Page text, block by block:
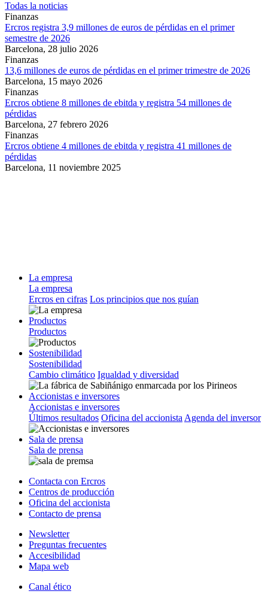
Todas la noticias
Finanzas
Ercros registra 3,9 millones de euros de pérdidas en el primer
semestre de 2026
Barcelona, 28 julio 2026
Finanzas
13,6 millones de euros de pérdidas en el primer trimestre de 2026
Barcelona, 15 mayo 2026
Finanzas
Ercros obtiene 8 millones de ebitda y registra 54 millones de
pérdidas
Barcelona, 27 febrero 2026
Finanzas
Ercros obtiene 4 millones de ebitda y registra 41 millones de
pérdidas
Barcelona, 11 noviembre 2025
La empresa
La empresa
Ercros en cifras Los principios que nos guían
Productos
Productos
Sostenibilidad
Sostenibilidad
Cambio climático Igualdad y diversidad
Accionistas e inversores
Accionistas e inversores
Últimos resultados Oficina del accionistaAgenda del inversor
Sala de prensa
Sala de prensa
Contacta con Ercros
Centros de producción
Oficina del accionista
Contacto de prensa
Newsletter
Preguntas frecuentes
Accesibilidad
Mapa web
Canal ético